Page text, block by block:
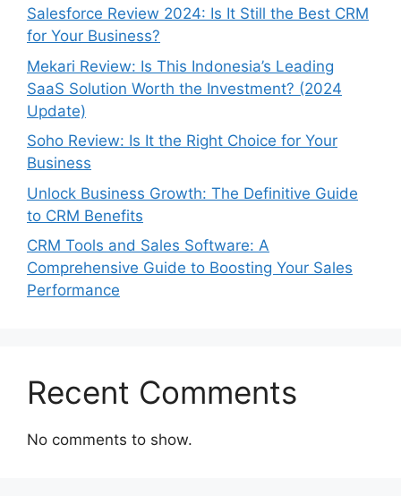
Salesforce Review 2024: Is It Still the Best CRM
for Your Business?
Mekari Review: Is This Indonesia’s Leading
SaaS Solution Worth the Investment? (2024
Update)
Soho Review: Is It the Right Choice for Your
Business
Unlock Business Growth: The Definitive Guide
to CRM Benefits
CRM Tools and Sales Software: A
Comprehensive Guide to Boosting Your Sales
Performance
Recent Comments
No comments to show.